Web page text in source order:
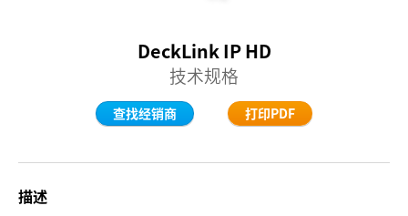
France
DeckLink IP HD
技术规格
查找经销商 打印PDF
描述